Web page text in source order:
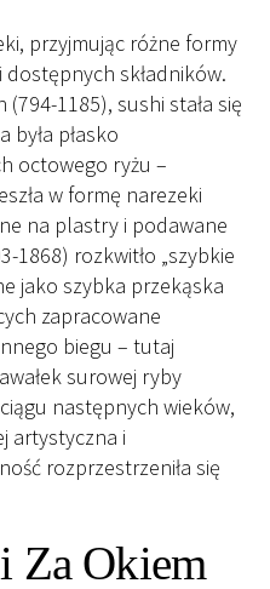
przyjmując różne formy
składników.
1185), sushi stała się
była płasko
octowego ryżu –
w formę narezeki
na plastry i podawane
1868) rozkwitło „szybkie
jako szybka przekąska
zapracowane
biegu – tutaj
surowej ryby
następnych wieków,
artystyczna i
rozprzestrzeniła się
Za Okiem